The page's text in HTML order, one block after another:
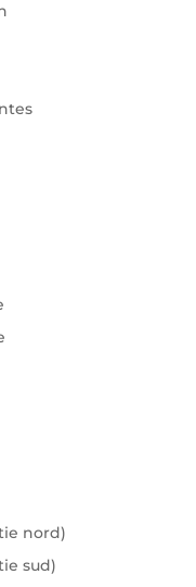
nord)
sud)